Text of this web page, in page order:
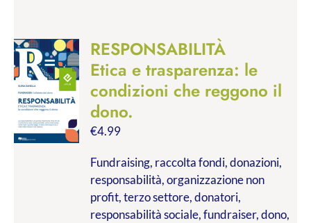
RESPONSABILITÀ
Etica e trasparenza: le
condizioni che reggono il
dono.
€4.99
Fundraising, raccolta fondi, donazioni,
responsabilità, organizzazione non
profit, terzo settore, donatori,
responsabilità sociale, fundraiser, dono,